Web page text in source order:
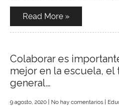
Read More »
Colaborar es
mejor en la escuela, el
general…
9 agosto, 2020 No hay comentarios